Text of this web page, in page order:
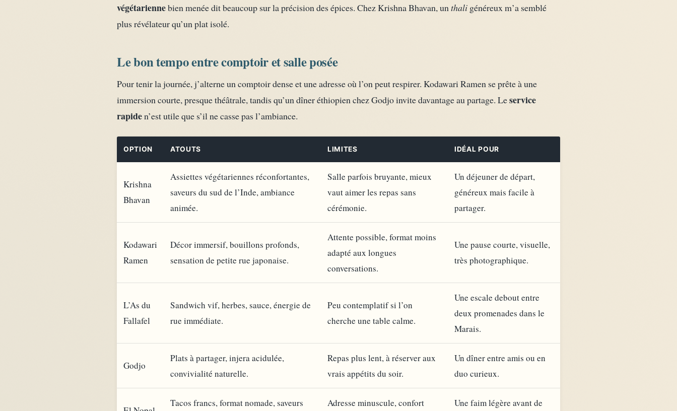
végétariennebien menée dit beaucoup sur la précision des épices. Chez Krishna Bhavan, unthali généreux m’a semblé
plus révélateur qu’un plat isolé.
Le bon tempo entre comptoir et salle posée
Pour tenir la journée, j’alterne un comptoir dense et une adresse où l’on peut respirer. Kodawari Ramen se prête à une
immersion courte, presque théâtrale, tandis qu’un dîner éthiopien chez Godjo invite davantage au partage. Leservice
rapiden’est utile que s’il ne casse pas l’ambiance.
OPTION ATOUTS LIMITES IDÉAL POUR
Krishna
Bhavan
Assiettes végétariennes réconfortantes,
saveurs du sud de l’Inde, ambiance
animée.
Salle parfois bruyante, mieux
vaut aimer les repas sans
cérémonie.
Un déjeuner de départ,
généreux mais facile à
partager.
Kodawari
Ramen
Décor immersif, bouillons profonds,
sensation de petite rue japonaise.
Attente possible, format moins
adapté aux longues
conversations.
Une pause courte, visuelle,
très photographique.
L’As du
Fallafel
Sandwich vif, herbes, sauce, énergie de
rue immédiate.
Peu contemplatif si l’on
cherche une table calme.
Une escale debout entre
deux promenades dans le
Marais.
Godjo
Plats à partager, injera acidulée,
convivialité naturelle.
Repas plus lent, à réserver aux
vrais appétits du soir.
Un dîner entre amis ou en
duo curieux.
Tacos francs, format nomade, saveurs Adresse minuscule, confort Une faim légère avant de